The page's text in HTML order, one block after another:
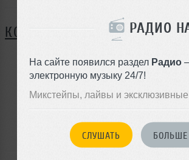
РАДИО
На сайте появился раздел Радио
электронную музыку 24/7!
Микстейпы, лайвы и
СЛУШАТЬ БОЛЬШЕ
КОММЕНТАРИИ
чтобы оставить